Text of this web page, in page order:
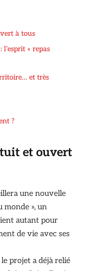
à tous
« repas
et très
?
et ouvert
une nouvelle
monde », un
autant pour
de vie avec ses
projet a déjà relié